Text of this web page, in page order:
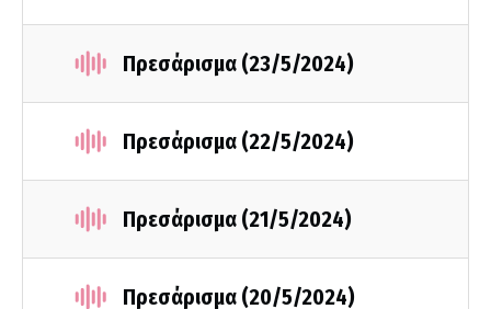
Πρεσάρισμα (23/5/2024)
Πρεσάρισμα (22/5/2024)
Πρεσάρισμα (21/5/2024)
Πρεσάρισμα (20/5/2024)